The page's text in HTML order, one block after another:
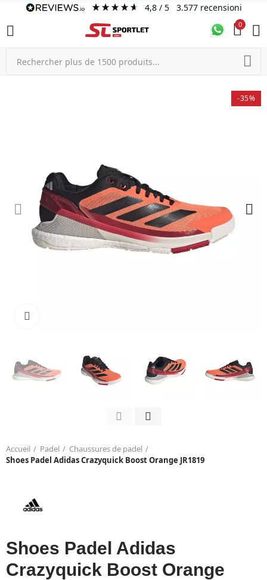
4,8/ 5 3.577 recensioni
0
-35%
Accueil Padel
Chaussures de padel
Shoes Padel Adidas Crazyquick Boost Orange JR1819
Shoes Padel Adidas
Crazyquick Boost Orange